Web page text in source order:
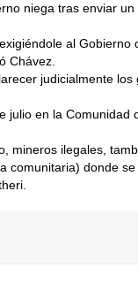
niega tras enviar un
al Gobierno
Chávez.
judicialmente los
julio en la Comunidad
mineros ilegales,
comunitaria) donde